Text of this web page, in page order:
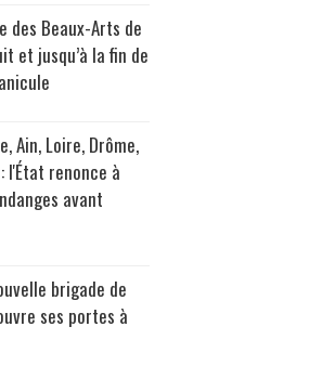
des Beaux-Arts de
et jusqu’à la fin de
Ain, Loire, Drôme,
l'État renonce à
avant
brigade de
ses portes à